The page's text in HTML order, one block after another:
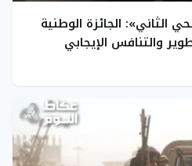
الثاني»: الجائزة الوطنية
والتنافس الإيجابي